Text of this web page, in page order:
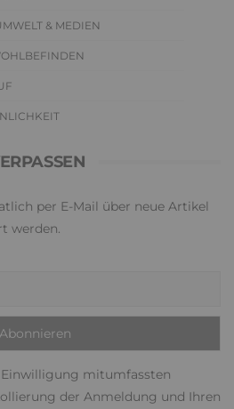
& MEDIEN
per E-Mail über neue Artikel
werden.
Einwilligung mitumfassten
der Anmeldung und Ihren